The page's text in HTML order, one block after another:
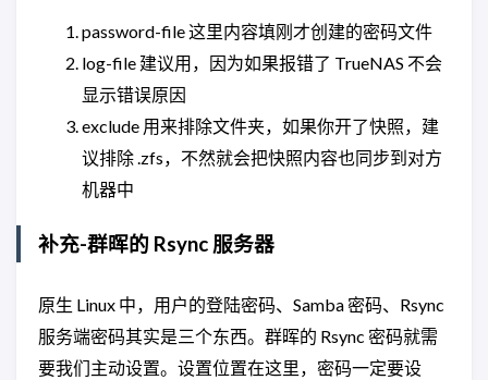
password-file 这里内容填刚才创建的密码文件
log-file 建议用，因为如果报错了 TrueNAS 不会
显示错误原因
exclude 用来排除文件夹，如果你开了快照，建
议排除 .zfs，不然就会把快照内容也同步到对方
机器中
补充-群晖的 Rsync 服务器
原生 Linux 中，用户的登陆密码、Samba 密码、Rsync
服务端密码其实是三个东西。群晖的 Rsync 密码就需
要我们主动设置。设置位置在这里，密码一定要设